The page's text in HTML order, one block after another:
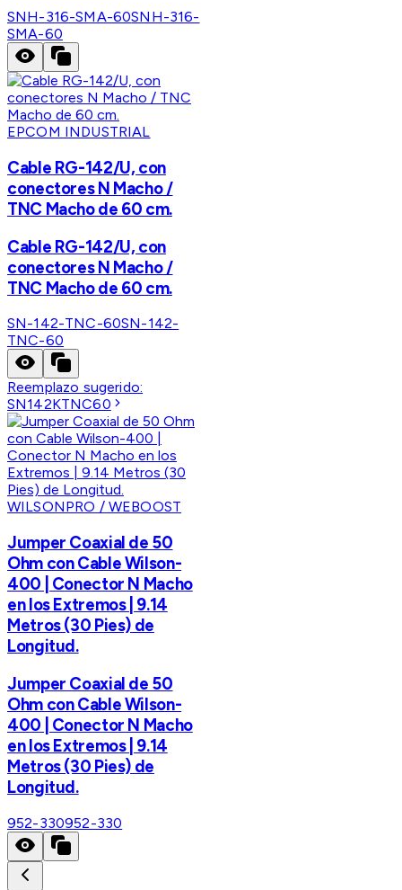
SNH-316-SMA-60SNH-316-
SMA-60
EPCOM INDUSTRIAL
Cable RG-142/U, con
conectores N Macho /
TNC Macho de 60 cm.
Cable RG-142/U, con
conectores N Macho /
TNC Macho de 60 cm.
SN-142-TNC-60SN-142-
TNC-60
Reemplazo sugerido:
SN142KTNC60
WILSONPRO / WEBOOST
Jumper Coaxial de 50
Ohm con Cable Wilson-
400 | Conector N Macho
en los Extremos | 9.14
Metros (30 Pies) de
Longitud.
Jumper Coaxial de 50
Ohm con Cable Wilson-
400 | Conector N Macho
en los Extremos | 9.14
Metros (30 Pies) de
Longitud.
952-330952-330